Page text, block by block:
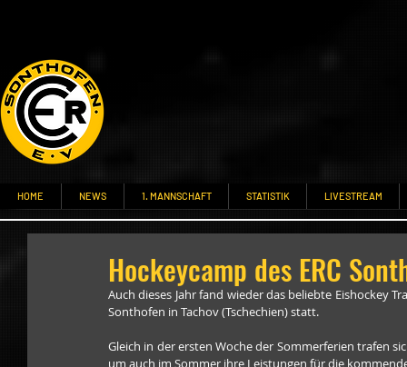
HOME NEWS 1. MANNSCHAFT STATISTIK LIVESTREAM
Hockeycamp des ERC
Auch dieses Jahr fand wieder das beliebte Eishockey
Sonthofen in Tachov (Tschechien) statt.
Gleich in der ersten Woche der Sommerferien trafen
um auch im Sommer ihre Leistungen für die